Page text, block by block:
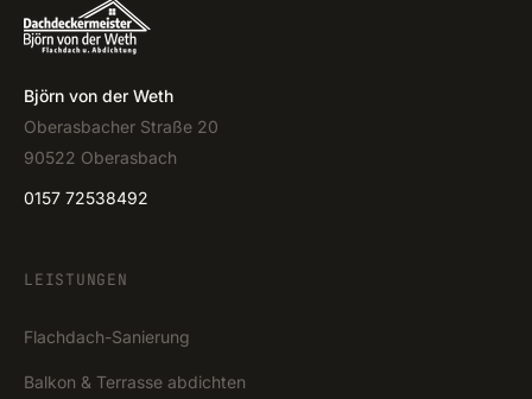
Björn von der Weth
Oberasbacher Straße 20
90522 Oberasbach
0157 72538492
LEISTUNGEN
Flachdach-Sanierung
Balkon & Terrasse abdichten